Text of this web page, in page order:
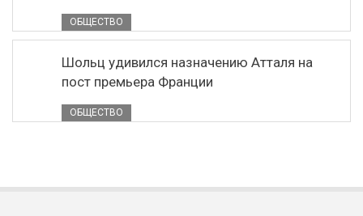
ОБЩЕСТВО
Шольц удивился назначению Атталя на
пост премьера Франции
ОБЩЕСТВО